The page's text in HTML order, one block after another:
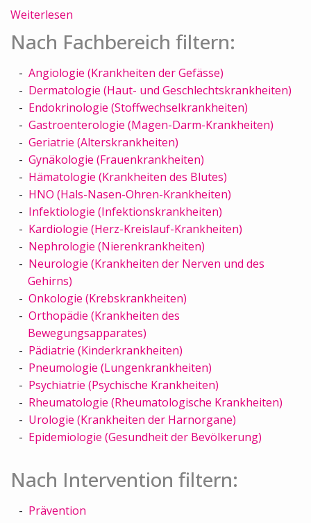
Weiterlesen
Nach Fachbereich filtern:
Angiologie (Krankheiten der Gefässe)
Dermatologie (Haut- und Geschlechtskrankheiten)
Endokrinologie (Stoffwechselkrankheiten)
Gastroenterologie (Magen-Darm-Krankheiten)
Geriatrie (Alterskrankheiten)
Gynäkologie (Frauenkrankheiten)
Hämatologie (Krankheiten des Blutes)
HNO (Hals-Nasen-Ohren-Krankheiten)
Infektiologie (Infektionskrankheiten)
Kardiologie (Herz-Kreislauf-Krankheiten)
Nephrologie (Nierenkrankheiten)
Neurologie (Krankheiten der Nerven und des
Gehirns)
Onkologie (Krebskrankheiten)
Orthopädie (Krankheiten des
Bewegungsapparates)
Pädiatrie (Kinderkrankheiten)
Pneumologie (Lungenkrankheiten)
Psychiatrie (Psychische Krankheiten)
Rheumatologie (Rheumatologische Krankheiten)
Urologie (Krankheiten der Harnorgane)
Epidemiologie (Gesundheit der Bevölkerung)
Nach Intervention filtern:
Prävention